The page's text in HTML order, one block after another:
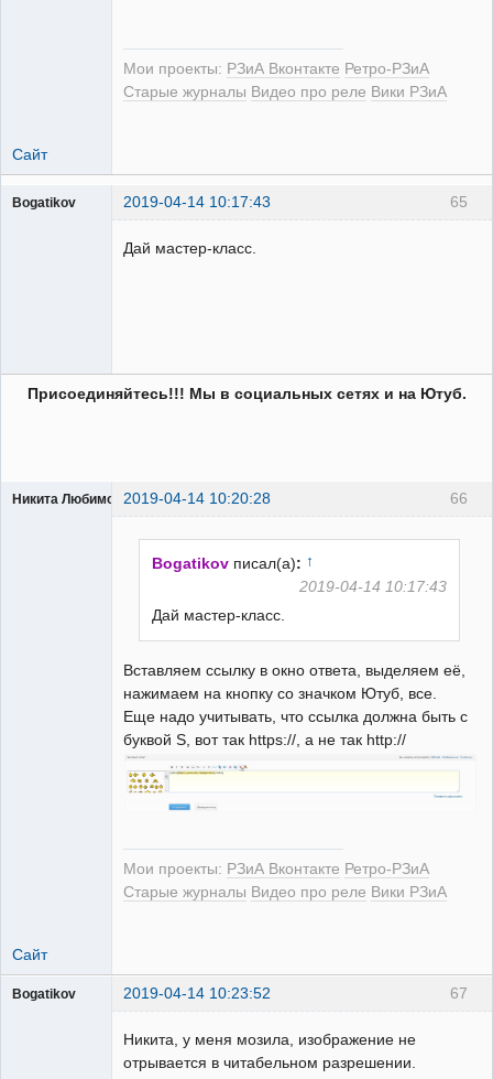
Мои проекты: РЗиА Вконтакте Ретро-РЗиА
Старые журналы Видео про реле Вики РЗиА
Сайт
65
Bogatikov 2019-04-14 10:17:43
Дай мастер-класс.
Присоединяйтесь!!! Мы в социальных сетях и на Ютуб.
66
Никита Любимов 2019-04-14 10:20:28
Bogatikov писал(а): ↑
2019-04-14 10:17:43
Дай мастер-класс.
Вставляем ссылку в окно ответа, выделяем её,
нажимаем на кнопку со значком Ютуб, все.
Еще надо учитывать, что ссылка должна быть с
буквой S, вот так https://, а не так http://
Мои проекты: РЗиА Вконтакте Ретро-РЗиА
Старые журналы Видео про реле Вики РЗиА
Сайт
67
Bogatikov 2019-04-14 10:23:52
Никита, у меня мозила, изображение не
отрывается в читабельном разрешении.